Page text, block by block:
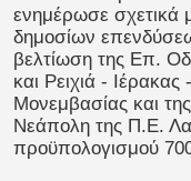
ενημέρωσε σχετικά
δημοσίων
βελτίωση της Επ.
και Ρειχιά -
Μονεμβασίας και
Νεάπολη της Π.Ε.
προϋπολογισμού